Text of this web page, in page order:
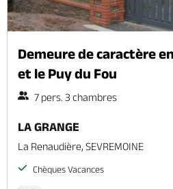
Demeure de caractère
et le Puy du Fou
7 pers. 3 chambres
LA GRANGE
La Renaudière, SEVREMOINE
Chèques Vacances